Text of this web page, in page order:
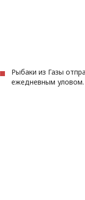
Рыбаки из Газы
ежедневным уловом.